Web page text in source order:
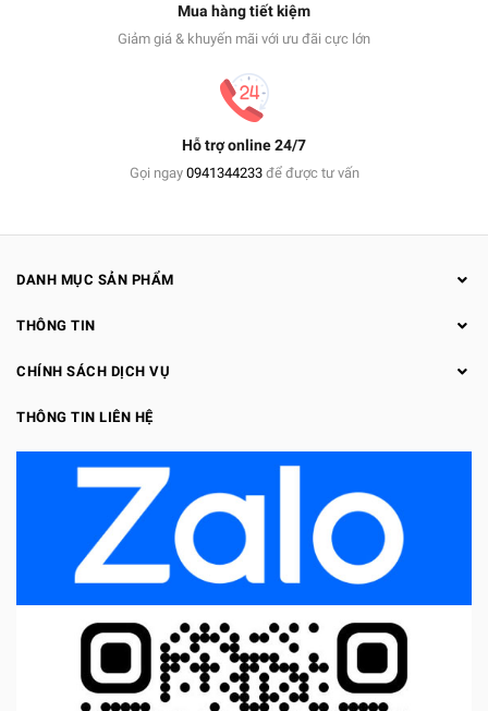
Mua hàng tiết kiệm
Giảm giá & khuyến mãi với ưu đãi cực lớn
Hỗ trợ online 24/7
Gọi ngay 0941344233để được tư vấn
DANH MỤC SẢN PHẨM
THÔNG TIN
CHÍNH SÁCH DỊCH VỤ
THÔNG TIN LIÊN HỆ